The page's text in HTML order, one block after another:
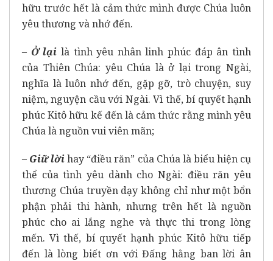
hữu trước hết là cảm thức mình được Chúa luôn
yêu thương và nhớ đến.
– Ở lại là tình yêu nhân linh phúc đáp ân tình
của Thiên Chúa: yêu Chúa là ở lại trong Ngài,
nghĩa là luôn nhớ đến, gặp gỡ, trò chuyện, suy
niệm, nguyện cầu với Ngài. Vì thế, bí quyết hạnh
phúc Kitô hữu kế đến là cảm thức rằng mình yêu
Chúa là nguồn vui viên mãn;
– Giữ lờihay “điều răn” của Chúa là biểu hiện cụ
thể của tình yêu dành cho Ngài: điều răn yêu
thương Chúa truyền dạy không chỉ như một bổn
phận phải thi hành, nhưng trên hết là nguồn
phúc cho ai lắng nghe và thực thi trong lòng
mến. Vì thế, bí quyết hạnh phúc Kitô hữu tiếp
đến là lòng biết ơn với Đấng hằng ban lời ân